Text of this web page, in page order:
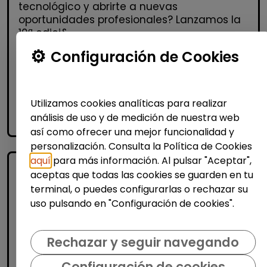
tecnológico y abrirte a nuevas
oportunidades profesionales? Lanzamos la
10ª edici&...
% de respuesta: 93,75%
Me interesa
accessibility_newPersonas con discapacidad
Administración, Finanzas y Gestión
Configuración de Cookies
Utilizamos cookies analíticas para realizar
análisis de uso y de medición de nuestra web
así como ofrecer una mejor funcionalidad y
personalización. Consulta la Política de Cookies
aquí para más información. Al pulsar "Aceptar",
aceptas que todas las cookies se guarden en tu
terminal, o puedes configurarlas o rechazar su
uso pulsando en "Configuración de cookies".
Rechazar y seguir navegando